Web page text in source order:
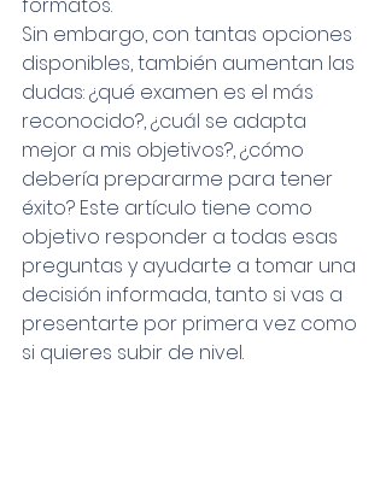
Sin embargo, con tantas opciones
disponibles, también aumentan las
dudas: ¿qué examen es el más
reconocido?, ¿cuál se adapta
mejor a mis objetivos?, ¿cómo
debería prepararme para tener
éxito? Este artículo tiene como
objetivo responder a todas esas
preguntas y ayudarte a tomar una
decisión informada, tanto si vas a
presentarte por primera vez como
si quieres subir de nivel.